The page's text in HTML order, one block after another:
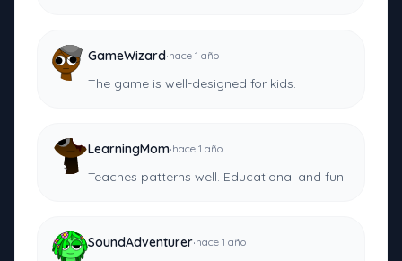
GameWizard·hace 1 año
The game is well-designed for kids.
LearningMom·hace 1 año
Teaches patterns well. Educational and fun.
SoundAdventurer·hace 1 año